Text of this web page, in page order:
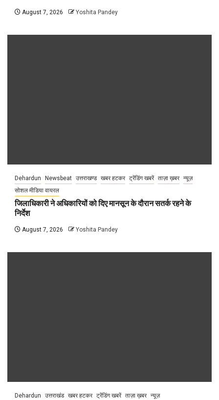
August 7, 2026 Yoshita Pandey
Dehardun Newsbeat उत्तराखण्ड खबर हटकर ट्रेंडिंग खबरें ताज़ा ख़बर न्यूज़
सोशल मीडिया वायरल
जिलाधिकारी ने अधिकारियों को दिए मानसून के दौरान सतर्क रहने के
निर्देश
August 7, 2026 Yoshita Pandey
Dehardun उत्तराखंड खबर हटकर ट्रेंडिंग खबरें ताज़ा ख़बर न्यूज़